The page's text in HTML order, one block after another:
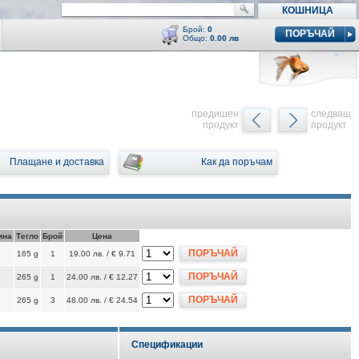
КОШНИЦА
Брой: 0
Общо: 0.00 лв ПОРЪЧАЙ
Кошницата е празна
следващ
продукт
предишен
продукт
Плащане и доставка Как да поръчам
Тегло Брой
Цена
165 g 1 19.00 лв. / € 9.71 ПОРЪЧАЙ
265 g 1 24.00 лв. / € 12.27 ПОРЪЧАЙ
265 g 3 48.00 лв. / € 24.54 ПОРЪЧАЙ
Спецификации